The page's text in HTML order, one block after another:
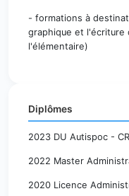
- formations à
graphique et l'écriture
l'élémentaire)
Diplômes
2023 DU Autispoc -
2022 Master
2020 Licence